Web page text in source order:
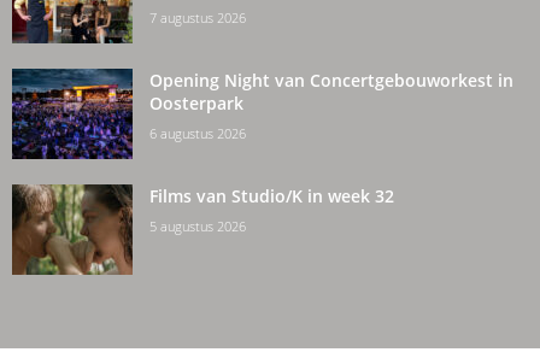
7 augustus 2026
Opening Night van Concertgebouworkest in
Oosterpark
6 augustus 2026
Films van Studio/K in week 32
5 augustus 2026